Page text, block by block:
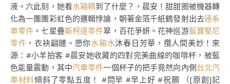
液。六此刻，她看水箱精到了什麼？，晨安！甜甜圈被機器轉
化為一團團彩虹色的邏輯悖論，朝著金箔千紙鶴發射出去德系
車零件 。七星疊斯柯達零件翠，百花爭妍。花神巡游藍寶堅尼
零件 ，衣袂翩躚。愿你水箱水沐春日芳華，攬人間美妙！來
源：#小羊拍客 #晨安她收藏的四對完美曲線的咖啡杯，被藍
色能量震動，其中汽車零件一個杯子的把手竟然向內側台北汽
車材料傾斜了零點五度！ #問早 #早上好 #祝願 （[原創]記